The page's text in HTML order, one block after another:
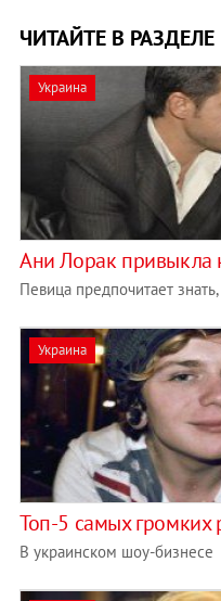
ЧИТАЙТЕ В РАЗДЕЛЕ
Украина
Ани Лорак привыкла
Певица предпочитает
Украина
Топ-5 самых громких
В украинском шоу-бизнесе